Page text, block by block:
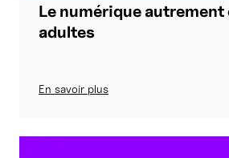
Le numérique autrement
adultes
En savoir plus